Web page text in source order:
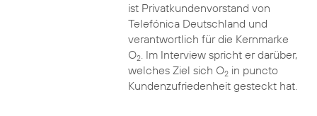
ist Privatkundenvorstand von
Telefónica Deutschland und
verantwortlich für die Kernmarke
O2. Im Interview spricht er darüber,
welches Ziel sich O2in puncto
Kundenzufriedenheit gesteckt hat.